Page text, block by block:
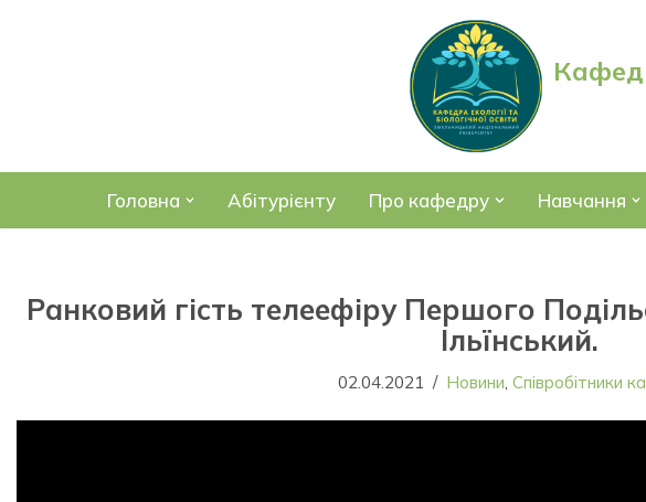
Головна Абітурієнту Про кафедру Навчання
Ранковий гість телеефіру Першого
Ільїнський.
02.04.2021 Новини,Співробітники